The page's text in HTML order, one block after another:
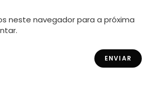
neste navegador para a próxima